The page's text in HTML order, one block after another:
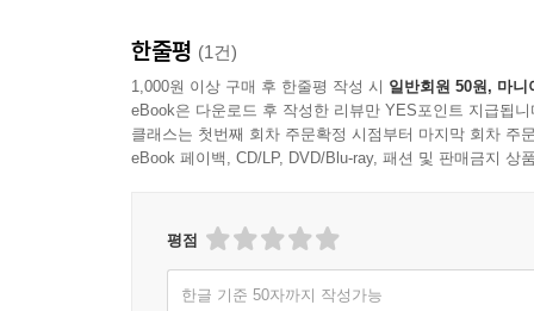
한줄평 (1건)
1,000원 이상 구매 후 한줄평 작성 시 일반회원 50원, 마니
eBook은 다운로드 후 작성한 리뷰만 YES포인트 지급됩니
클래스는 첫번째 회차 주문확정 시점부터 마지막 회차 주
eBook 페이백, CD/LP, DVD/Blu-ray, 패션 및 판매금지 상
평점
한글 기준 50자까지 작성가능